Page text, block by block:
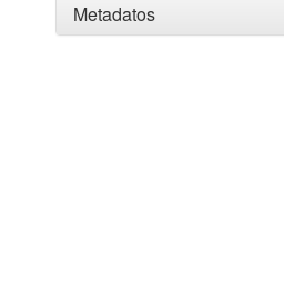
Metadatos